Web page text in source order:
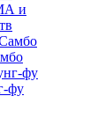
и
фу